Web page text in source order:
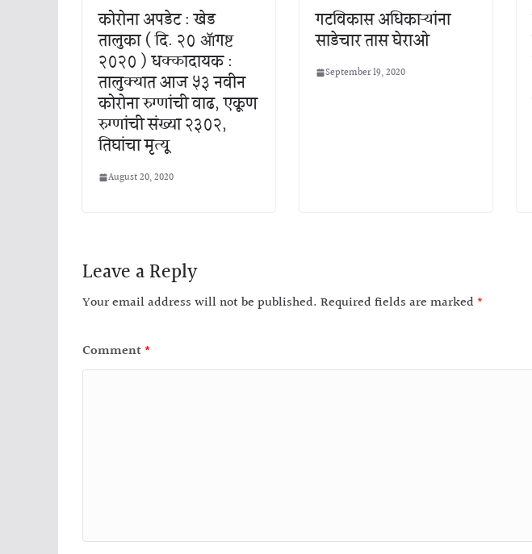
कोरोना अपडेट : खेड
तालुका ( दि. २० ॲागष्ट
२०२० ) धक्कादायक :
तालुक्यात आज ५३ नवीन
कोरोना रुग्णांची वाढ, एकूण
रुग्णांची संख्या २३०२,
तिघांचा मृत्यू
August 20, 2020
गटविकास अधिकाऱ्यांना
साडेचार तास घेराओ
September 19, 2020
Leave a Reply
Your email address will not be published. Required fields are marked *
Comment *